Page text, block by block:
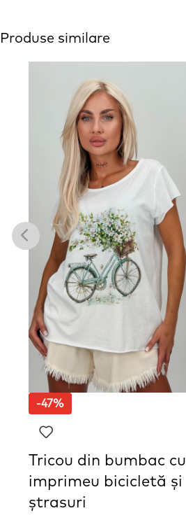
Produse similare
-47%
Tricou din bumbac cu
imprimeu bicicletă și
ștrasuri